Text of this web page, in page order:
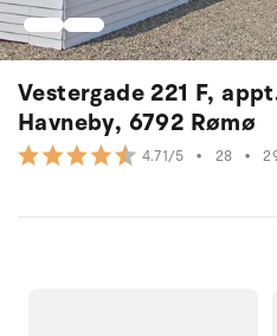
Vestergade 221 F,
Havneby, 6792 Rømø
4.71/5 • 28 •